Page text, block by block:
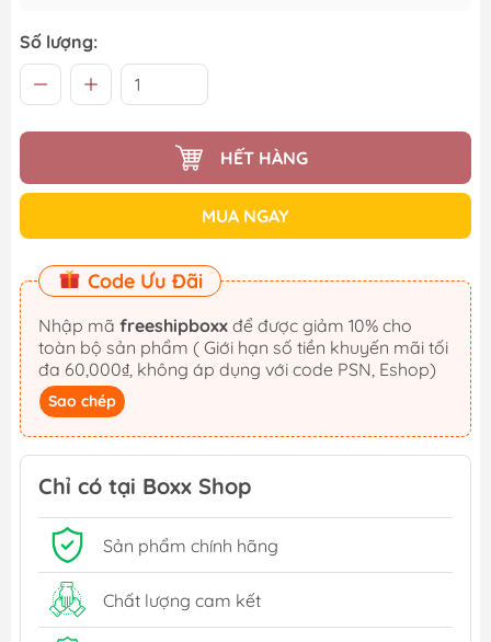
Số lượng:
HẾT HÀNG
MUA NGAY
Code Ưu Đãi
Nhập mã freeshipboxx
toàn bộ sản phẩm ( Giới hạn số tiền khuyến mãi tối
đa 60,000₫, không áp dụng với code PSN, Eshop)
Sao chép
Chỉ có tại Boxx Shop
Sản phẩm chính hãng
Chất lượng cam kết